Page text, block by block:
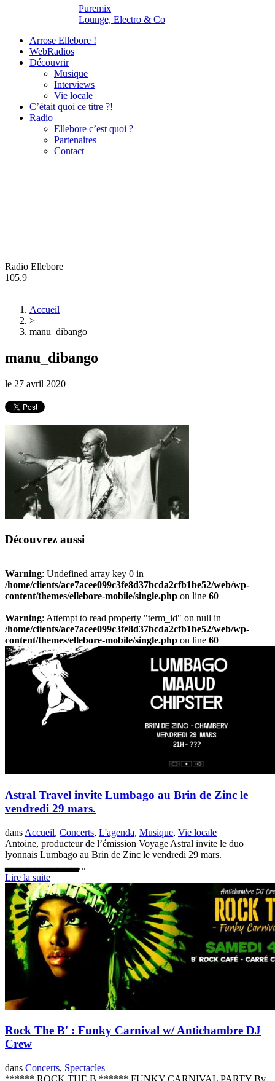
Puremix
Lounge, Electro & Co
Arrose Ellebore !
WebRadios
Découvrir
Musique
Interviews
Vie locale
C’était quoi ce titre ?!
Radio
Ellebore c’est quoi ?
Partenaires
Contact
Radio Ellebore
105.9
Accueil
>
manu_dibango
manu_dibango
le 27 avril 2020
Découvrez aussi
Warning: Undefined array key 0 in
/home/clients/ace7acee099c3fe8d37bcda2cfb1be52/web/wp-
content/themes/ellebore-mobile/single.php on line 60
Warning: Attempt to read property "term_id" on null in
/home/clients/ace7acee099c3fe8d37bcda2cfb1be52/web/wp-
content/themes/ellebore-mobile/single.php on line 60
Astral Travel invite Lumbago au Brin de Zinc le
vendredi 29 mars.
dans Accueil, Concerts, L'agenda, Musique, Vie locale
Antoine, producteur de l’émission Voyage Astral invite le duo
lyonnais Lumbago au Brin de Zinc le vendredi 29 mars.
▃▃▃▃▃▃▃▃▃▃...
Lire la suite
Rock The B' : Funky Carnival w/ Antichambre DJ
Crew
dans Concerts, Spectacles